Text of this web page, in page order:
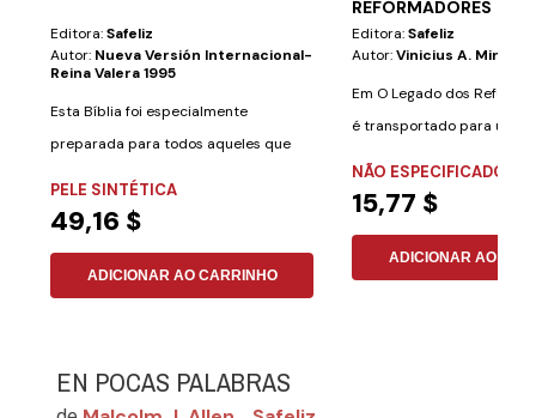
Editora:Safeliz
Autor: Nueva Versión Internacional-
Reina Valera 1995
Esta Bíblia foi especialmente
preparada para todos aqueles que
desejam aprender...
PELE SINTÉTICA
49,16 $
ADICIONAR AO CARRINHO
REFORMADORES
Editora:Safeliz
Autor:Vinicius A. Miranda
Em O Legado dos
é transportado para um
NÃO ESPECIFICADO
15,77 $
ADICIONAR AO
EN POCAS PALABRAS